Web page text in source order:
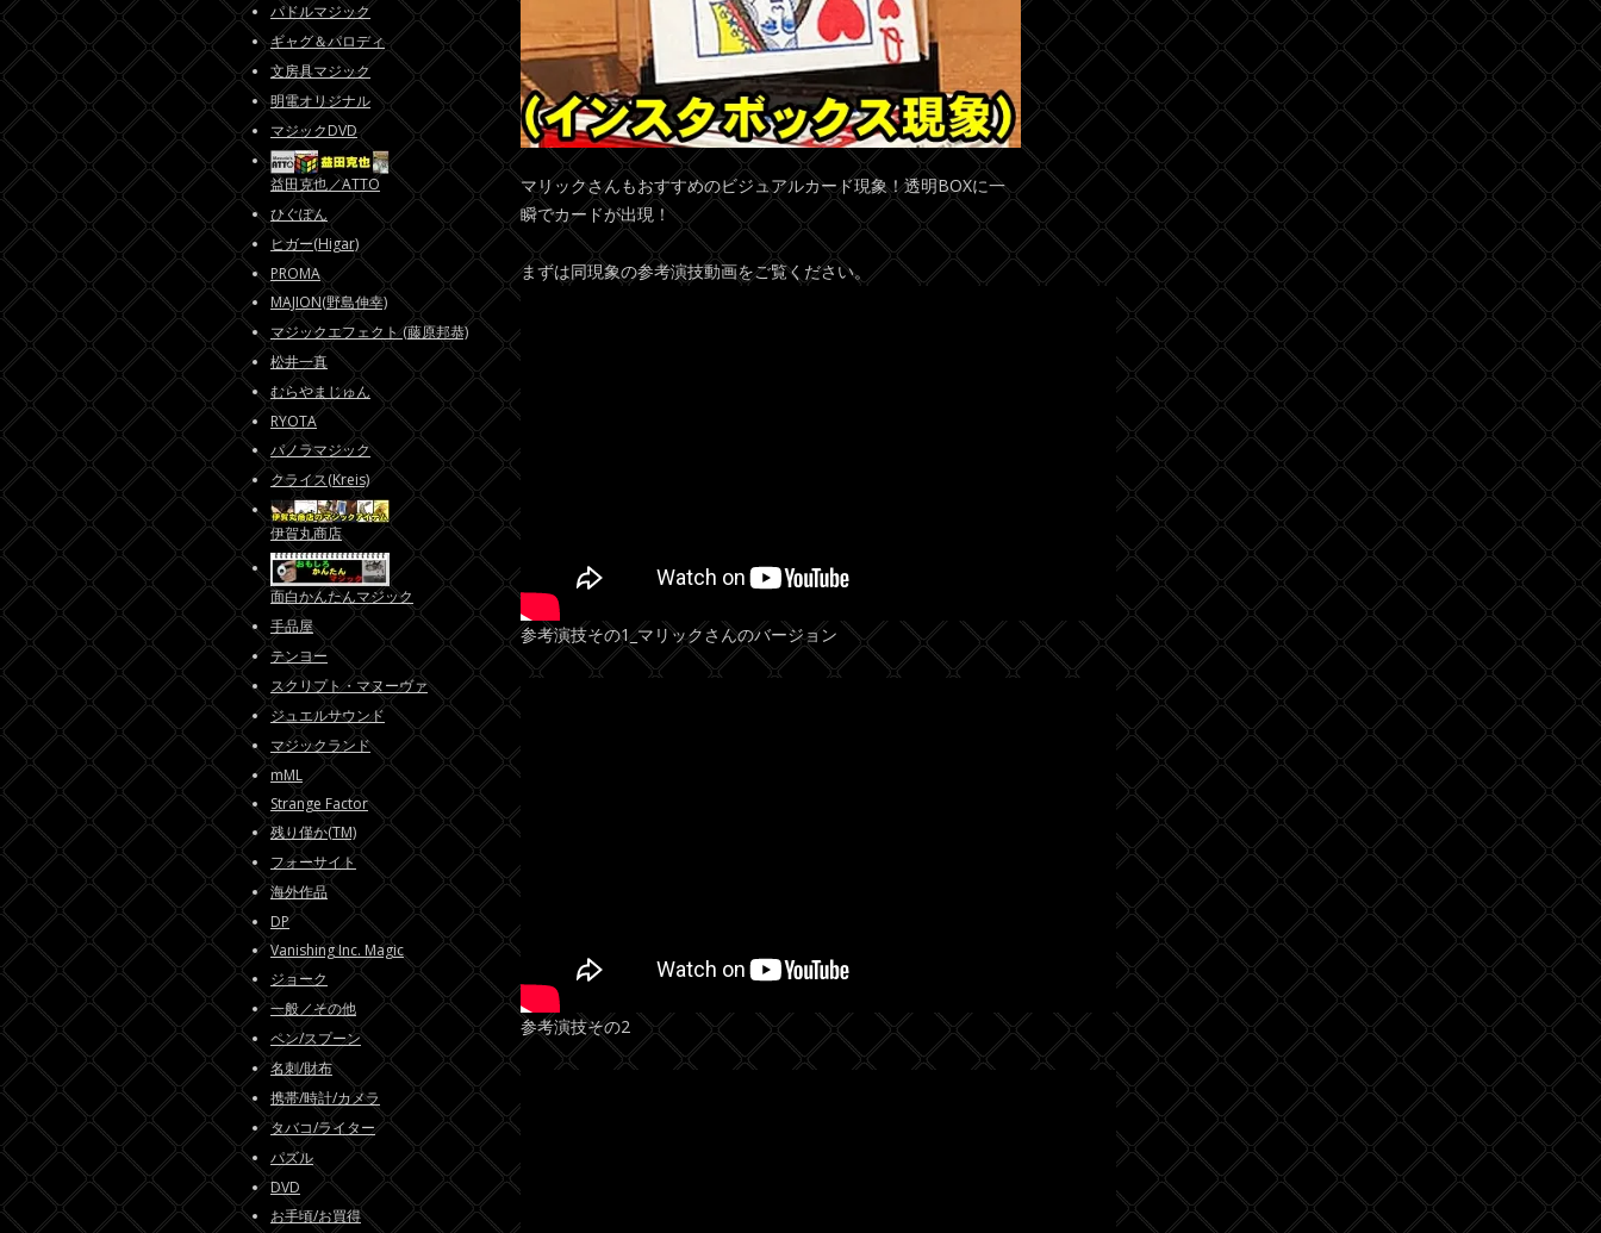
マリックさんもおすすめのビジュアルカード現象！透明BOXに一
瞬でカードが出現！
まずは同現象の参考演技動画をご覧ください。
参考演技その1_マリックさんのバージョン
参考演技その2
パドルマジック
ギャグ＆パロディ
文房具マジック
明電オリジナル
マジックDVD
益田克也／ATTO
ひぐぽん
ヒガー(Higar)
PROMA
MAJION(野島伸幸)
マジックエフェクト (藤原邦恭)
松井一真
むらやまじゅん
RYOTA
パノラマジック
クライス(Kreis)
伊賀丸商店
面白かんたんマジック
手品屋
テンヨー
スクリプト・マヌーヴァ
ジュエルサウンド
マジックランド
mML
Strange Factor
残り僅か(TM)
フォーサイト
海外作品
DP
Vanishing Inc. Magic
ジョーク
一般／その他
ペン/スプーン
名刺/財布
携帯/時計/カメラ
タバコ/ライター
パズル
DVD
お手頃/お買得